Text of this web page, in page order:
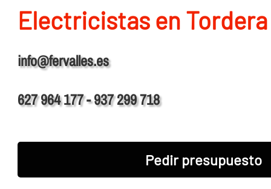
Electricistas en Tordera
info@fervalles.es
627 964 177 - 937 299 718
Pedir presupuesto